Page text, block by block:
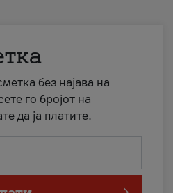
без најава на
го бројот на
да ја платите.